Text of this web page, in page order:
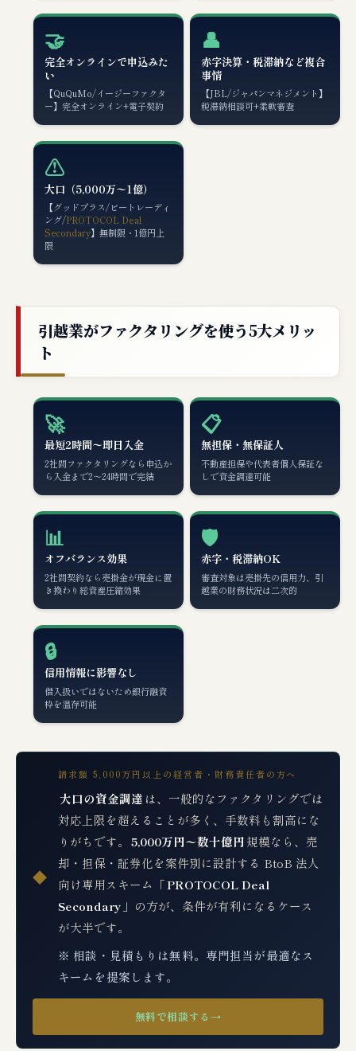
🤝
完全オンラインで申込みた
い
【QuQuMo/イージーファクタ
ー】完全オンライン+電子契約
👤
赤字決算・税滞納など複合
事情
【JBL/ジャパンマネジメント】
税滞納相談可+柔軟審査
⚠️
大口（5,000万〜1億）
【グッドプラス/ビートレーディ
ング/PROTOCOL Deal
Secondary】無制限・1億円上
限
引越業がファクタリングを使う5大メリッ
ト
🚀
最短2時間〜即日入金
2社間ファクタリングなら申込か
ら入金まで2〜24時間で完結
📋
無担保・無保証人
不動産担保や代表者個人保証な
しで資金調達可能
📊
オフバランス効果
2社間契約なら売掛金が現金に置
き換わり総資産圧縮効果
🛡️
赤字・税滞納OK
審査対象は売掛先の信用力、引
越業の財務状況は二次的
🔒
信用情報に影響なし
借入扱いではないため銀行融資
枠を温存可能
◆
請求額 5,000万円以上の経営者・財務責任者の方へ
大口の資金調達 は、一般的なファクタリングでは
対応上限を超えることが多く、手数料も割高にな
りがちです。 5,000万円〜数十億円規模なら、売
却・担保・証券化を案件別に設計する BtoB 法人
向け専用スキーム「PROTOCOL Deal
Secondary 」の方が、条件が有利になるケース
が大半です。
※ 相談・見積もりは無料。専門担当が最適なス
キームを提案します。
無料で相談する →